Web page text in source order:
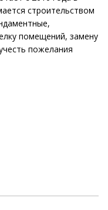
строительством
помещений, замену
пожелания